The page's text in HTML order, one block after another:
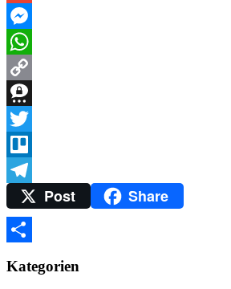
Gmail
Messenger
WhatsApp
Copy
Link
Threema
Twitter
Trello
TelegramPost Share
Kategorien